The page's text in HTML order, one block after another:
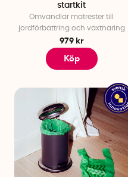
startkit
Omvandlar matrester till
jordförbättring och växtnäring
979 kr
Köp